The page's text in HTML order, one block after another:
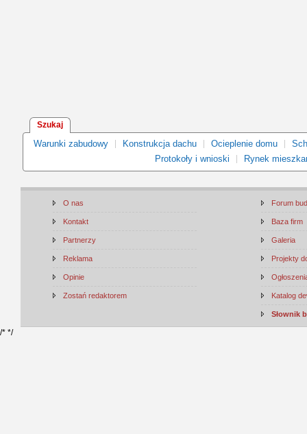
Szukaj
Warunki zabudowy Konstrukcja dachu Ocieplenie domu
Protokoły i wnioski
Rynek
O nas
Kontakt
Partnerzy
Reklama
Opinie
Zostań redaktorem
Forum
Baza firm
Galeria
Projekty
Katalog
Słownik
/* */